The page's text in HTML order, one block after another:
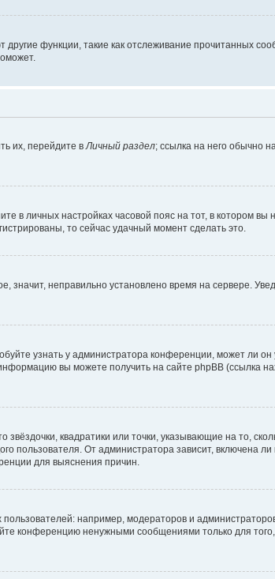
функции, такие как отслеживание прочитанных
их, перейдите в Личный раздел; ссылка на него обычно
в личных настройках часовой пояс на тот, в котором вы
то сейчас удачный момент сделать это.
значит, неправильно установлено время на сервере.
узнать у администратора конференции, может ли он
вы можете получить на сайте phpBB (ссылка
квадратики или точки, указывающие на то,
пользователя. От администратора зависит, включена
для выяснения причин.
например, модераторов и
конференцию ненужными сообщениями только для того,